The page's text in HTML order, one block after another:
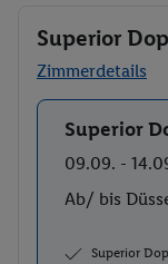
Superior
Zimmerdetails
Buchen
Superior
09.09. -
Ab/ bis
Superior